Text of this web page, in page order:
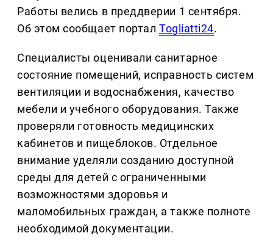
Работы велись в преддверии 1 сентября.
Об этом сообщает портал Togliatti24.
Специалисты оценивали санитарное
состояние помещений, исправность систем
вентиляции и водоснабжения, качество
мебели и учебного оборудования. Также
проверяли готовность медицинских
кабинетов и пищеблоков. Отдельное
внимание уделяли созданию доступной
среды для детей с ограниченными
возможностями здоровья и
маломобильных граждан, а также полноте
необходимой документации.